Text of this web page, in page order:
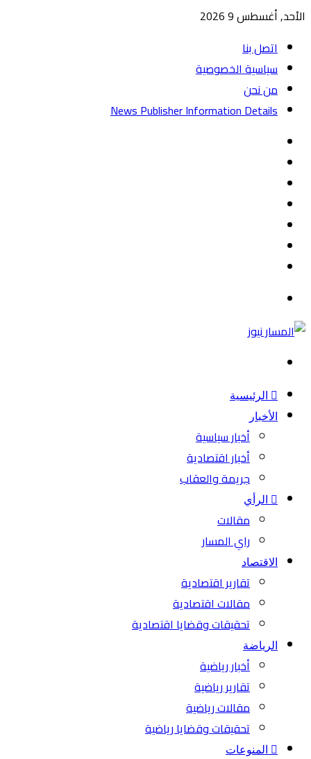
الأحد, أغسطس 9 2026
اتصل بنا
سياسية الخصوصية
من نحن
News Publisher Information Details
الرئيسية
الأخبار
أخبار سياسية
أخبار اقتصادية
جريمة والعقاب
الرأي
مقالات
راي المسار
الاقتصاد
تقارير اقتصادية
مقالات اقتصادية
تحقيقات وقضايا اقتصادية
الرياضة
أخبار رياضية
تقارير رياضية
مقالات رياضية
تحقيقات وقضايا رياضية
المنوعات